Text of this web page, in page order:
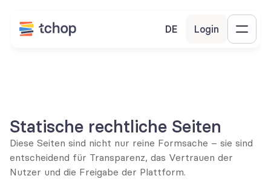
DE Login
Statische rechtliche Seiten
Diese Seiten sind nicht nur reine Formsache – sie sind
entscheidend für Transparenz, das Vertrauen der
Nutzer und die Freigabe der Plattform.